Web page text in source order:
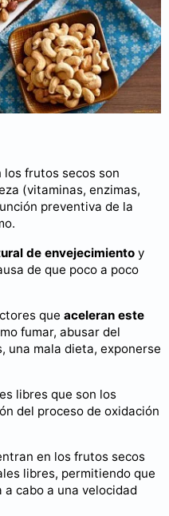
frutos secos son
(vitaminas, enzimas,
preventiva de la
de envejecimiento y
de que poco a poco
que aceleran este
fumar, abusar del
una mala dieta, exponerse
libres que son los
del proceso de oxidación
en los frutos secos
libres, permitiendo que
cabo a una velocidad